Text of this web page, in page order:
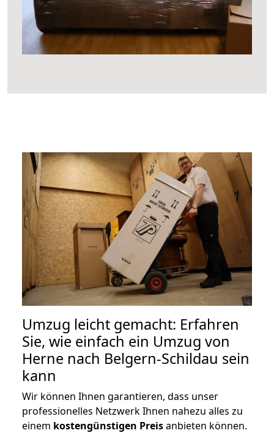
Umzug leicht gemacht: Erfahren
Sie, wie einfach ein Umzug von
Herne nach Belgern-Schildau sein
kann
Wir können Ihnen garantieren, dass unser
professionelles Netzwerk Ihnen nahezu alles zu
einem kostengünstigen Preisanbieten können.